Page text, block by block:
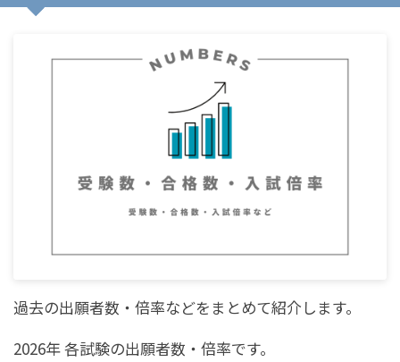
過去の出願者数・倍率などをまとめて紹介します。
2026年 各試験の出願者数・倍率です。